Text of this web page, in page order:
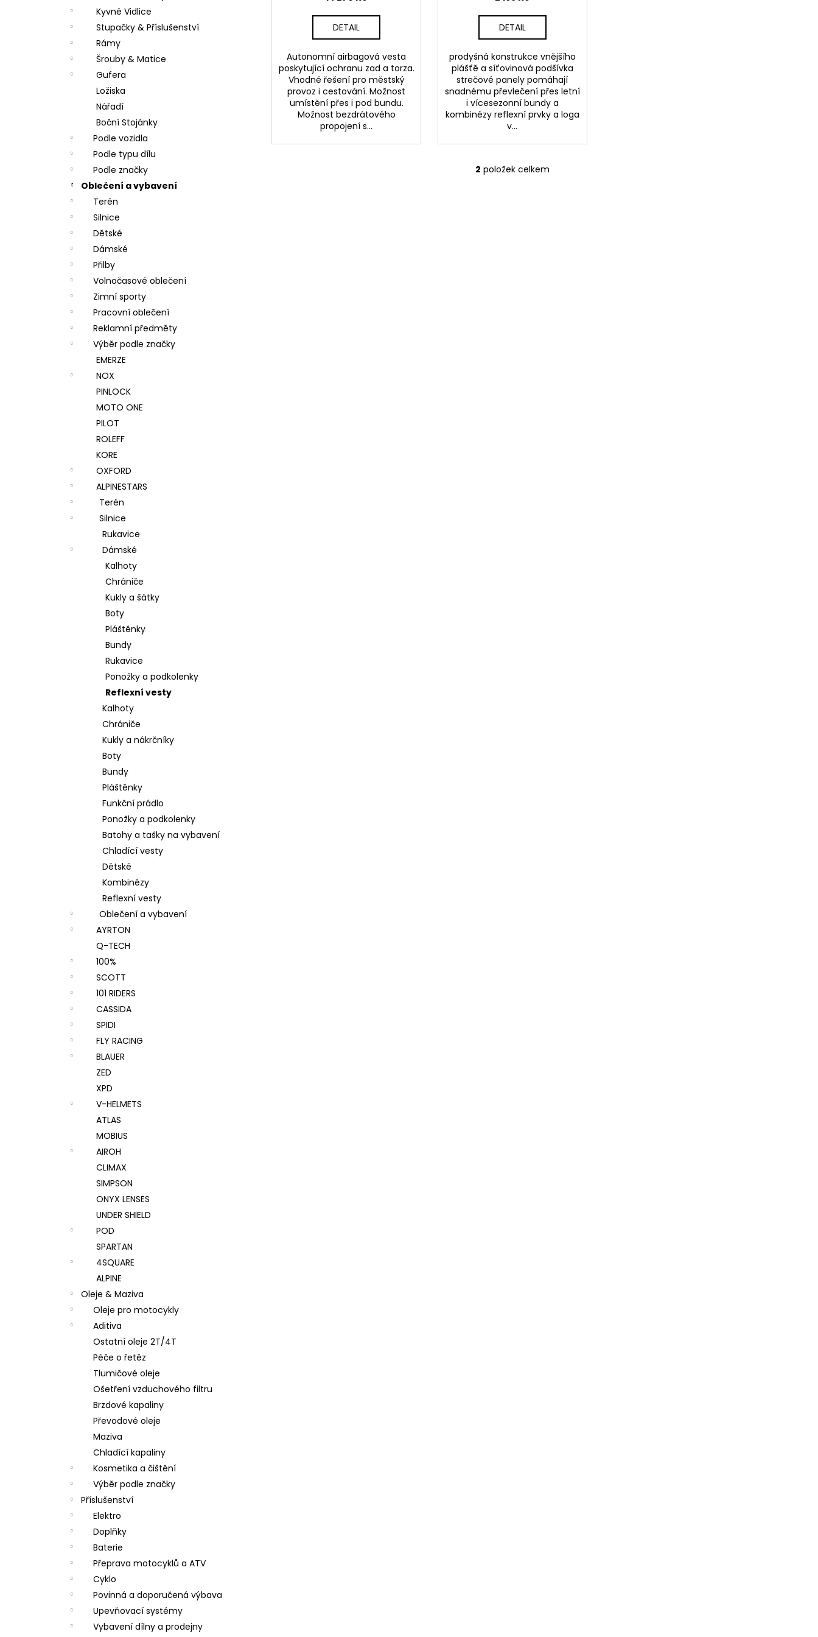
Kyvné Vidlice
Stupačky & Příslušenství
Rámy
Šrouby & Matice
Gufera
Ložiska
Nářadí
Boční Stojánky
Podle vozidla
Podle typu dílu
Podle značky
Oblečení a vybavení
Terén
Silnice
Dětské
Dámské
Přilby
Volnočasové oblečení
Zimní sporty
Pracovní oblečení
Reklamní předměty
Výběr podle značky
EMERZE
NOX
PINLOCK
MOTO ONE
PILOT
ROLEFF
KORE
OXFORD
ALPINESTARS
Terén
Silnice
Rukavice
Dámské
Kalhoty
Chrániče
Kukly a šátky
Boty
Pláštěnky
Bundy
Rukavice
Ponožky a podkolenky
Reflexní vesty
Kalhoty
Chrániče
Kukly a nákrčníky
Boty
Bundy
Pláštěnky
Funkční prádlo
Ponožky a podkolenky
Batohy a tašky na vybavení
Chladící vesty
Dětské
Kombinézy
Reflexní vesty
Oblečení a vybavení
AYRTON
Q-TECH
100%
SCOTT
101 RIDERS
CASSIDA
SPIDI
FLY RACING
BLAUER
ZED
XPD
V-HELMETS
ATLAS
MOBIUS
AIROH
CLIMAX
SIMPSON
ONYX LENSES
UNDER SHIELD
POD
SPARTAN
4SQUARE
ALPINE
Oleje & Maziva
Oleje pro motocykly
Aditiva
Ostatní oleje 2T/4T
Péče o řetěz
Tlumičové oleje
Ošetření vzduchového filtru
Brzdové kapaliny
Převodové oleje
Maziva
Chladící kapaliny
Kosmetika a čištění
Výběr podle značky
Příslušenství
Elektro
Doplňky
Baterie
Přeprava motocyklů a ATV
Cyklo
Povinná a doporučená výbava
Upevňovací systémy
Vybavení dílny a prodejny
DETAIL
Autonomní airbagová vesta
poskytující ochranu zad a torza.
Vhodné řešení pro městský
provoz i cestování. Možnost
umístění přes i pod bundu.
Možnost bezdrátového
propojení s...
DETAIL
prodyšná konstrukce vnějšího
plášťě a síťovinová podšívka
strečové panely pomáhají
snadnému převlečení přes letní
i vícesezonní bundy a
kombinézy reflexní prvky a loga
v...
O
2 položek celkem